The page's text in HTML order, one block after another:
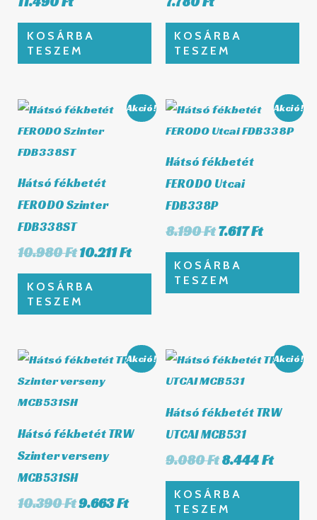
KOSÁRBA
TESZEM
KOSÁRBA
TESZEM
Akció!
Hátsó fékbetét
FERODO Szinter
FDB338ST
10.980Ft
Original
price
10.211Ft
Current
price
10.211 Ft.
KOSÁRBA
TESZEM
Akció!
Hátsó fékbetét
FERODO Utcai
FDB338P
8.190Ft
Original
price
8.190 Ft.
7.617Ft
Current
price
KOSÁRBA
TESZEM
Akció!
Hátsó fékbetét TRW
Szinter verseny
MCB531SH
10.390Ft
Original
was:
9.663Ft
Current
price
9.663 Ft.
Akció!
Hátsó fékbetét TRW
UTCAI MCB531
9.080Ft
Original
price
9.080 Ft.
8.444Ft
price
8.444
KOSÁRBA
TESZEM